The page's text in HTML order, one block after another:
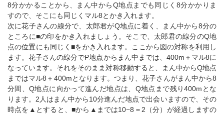
8分かかることから、まん中からQ地点までも同じく8分かかりま
すので、そこにも同じくマル8とかき入れます。
次に花子さんの線分で、太郎君がQ地点に着く、まん中から8分の
ところに■の印をかき入れましょう。そこで、太郎君の線分のQ地
点の位置にも同じく■をかき入れます。ここから図の対称を利用し
ます。花子さんの線分でP地点からまん中までは、400m＋マル8に
なっています。それをそのまま対称移動すると、まん中からQ地点
まではマル8＋400mとなります。つまり、花子さんがまん中から8
分間、Q地点に向かって進んだ地点は、Q地点まで残り400mとな
ります。2人はまん中から10分進んだ地点で出会いますので、その
時点を▲とすると、■から▲までは10−8＝2（分）が経過しますの